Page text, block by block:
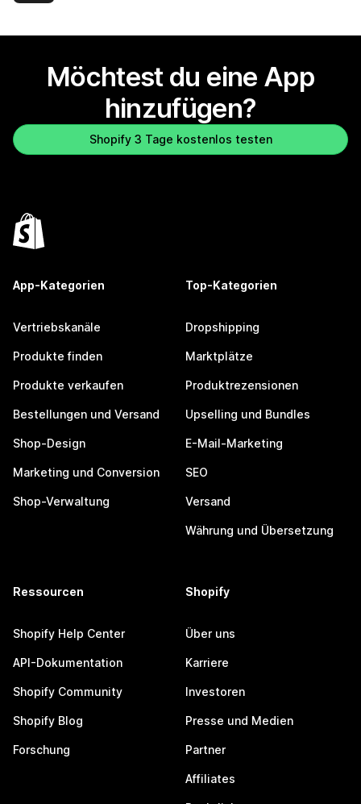
Möchtest du eine App
hinzufügen?
Shopify 3 Tage kostenlos testen
App-Kategorien
Vertriebskanäle
Produkte finden
Produkte verkaufen
Bestellungen und Versand
Shop-Design
Marketing und Conversion
Shop-Verwaltung
Top-Kategorien
Dropshipping
Marktplätze
Produktrezensionen
Upselling und Bundles
E-Mail-Marketing
SEO
Versand
Währung und Übersetzung
Ressourcen
Shopify Help Center
API-Dokumentation
Shopify Community
Shopify Blog
Forschung
Shopify
Über uns
Karriere
Investoren
Presse und Medien
Partner
Affiliates